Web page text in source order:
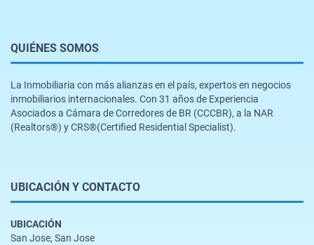
QUIÉNES SOMOS
La Inmobiliaria con más alianzas en el país, expertos en negocios
inmobiliarios internacionales. Con 31 años de Experiencia
Asociados a Cámara de Corredores de BR (CCCBR), a la NAR
(Realtors®️) y CRS®️(Certified Residential Specialist).
UBICACIÓN Y CONTACTO
UBICACIÓN
San Jose, San Jose